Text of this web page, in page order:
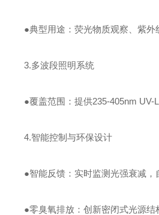
●典型用途：荧光物质观察、紫外
3.多波段照明系统
●覆盖范围：提供235-405nm UV-
4.智能控制与环保设计
●智能反馈：实时监测光强衰减，
●零臭氧排放：创新密闭式光源结